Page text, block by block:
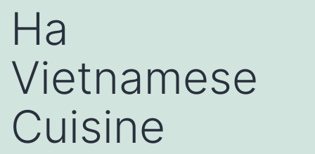
Ha
Vietnamese
Cuisine